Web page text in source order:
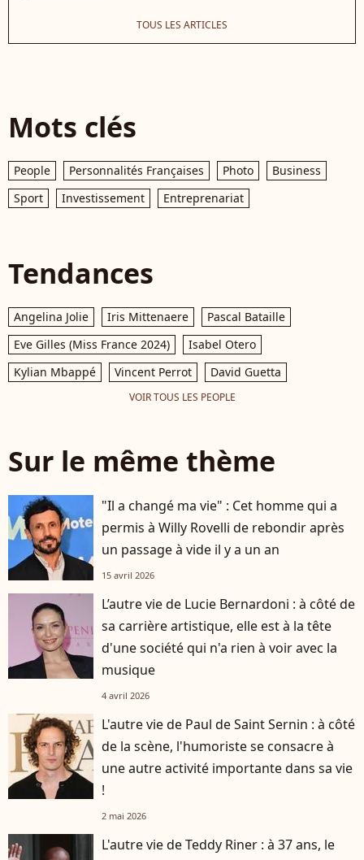
TOUS LES ARTICLES
Mots clés
People Personnalités Françaises Photo
Business
Sport
Investissement Entreprenariat
Tendances
Angelina Jolie Iris Mittenaere
Pascal Bataille
Eve Gilles (Miss France 2024)
Isabel Otero
Kylian Mbappé
Vincent Perrot David Guetta
VOIR TOUS LES PEOPLE
Sur le même thème
"Il a changé ma vie" : Cet homme qui a
permis à Willy Rovelli de rebondir après
un passage à vide il y a un an
15 avril 2026
L’autre vie de Lucie Bernardoni : à côté de
sa carrière artistique, elle est à la tête
d'une société qui n'a rien à voir avec la
musique
4 avril 2026
L'autre vie de Paul de Saint Sernin : à côté
de la scène, l'humoriste se consacre à
une autre activité importante dans sa vie
!
2 mai 2026
L'autre vie de Teddy Riner : à 37 ans, le